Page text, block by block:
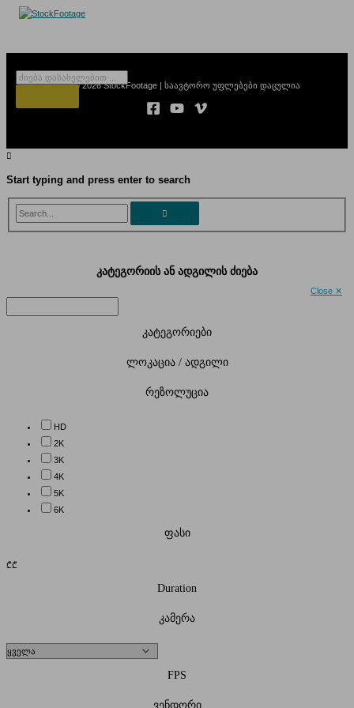
Skip
Products
ახალი დამატებული 30 ვიდეო
Copyright © 2026 StockFootage | საავტორო უფლებები დაცულია
Start typing and press enter to search
Close ✕
კატეგორიის ან ადგილის ძიება
კატეგორიები
ლოკაცია / ადგილი
რეზოლუცია
HD
2K
3K
4K
5K
6K
ფასი
₾₾
Duration
კამერა
FPS
ვენდორი